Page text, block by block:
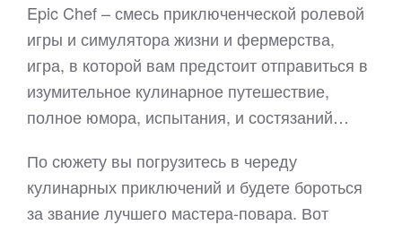
Epic Chef – смесь приключенческой ролевой
игры и симулятора жизни и фермерства,
игра, в которой вам предстоит отправиться в
изумительное кулинарное путешествие,
полное юмора, испытания, и состязаний…
По сюжету вы погрузитесь в череду
кулинарных приключений и будете бороться
за звание лучшего мастера-повара. Вот